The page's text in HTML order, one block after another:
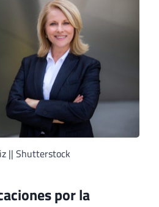
|| Shutterstock
por la